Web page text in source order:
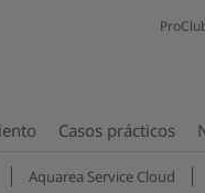
Casos prácticos
Aquarea Service Cloud